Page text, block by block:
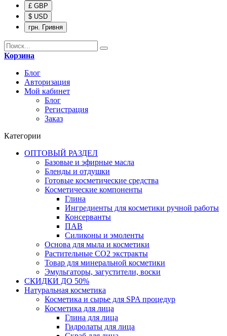
£ GBP
$ USD
грн. Гривня
Корзина
Блог
Авторизация
Мой кабинет
Блог
Регистрация
Заказ
Категории
ОПТОВЫЙ РАЗДЕЛ
Базовые и эфирные масла
Бленды и отдушки
Готовые косметические средства
Косметические компоненты
Глина
Ингредиенты для косметики ручной работы
Консерванты
ПАВ
Силиконы и эмоленты
Основа для мыла и косметики
Растительные СО2 экстракты
Товар для минеральной косметики
Эмульгаторы, загустители, воски
СКИДКИ ДО 50%
Натуральная косметика
Косметика и сырье для SPA процедур
Косметика для лица
Глина для лица
Гидролаты для лица